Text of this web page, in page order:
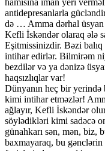
hamısına iman yeri
antidepresanlarla
də … Amma dərhal üsyan
Kefli İskəndər olaraq ələ
Eşitmissinizdir. Bəzi
intihar edirlər. Bilmirəm
bezdilər və ya dənizə
haqsızlıqlar var!
Dünyanın heç bir yerində
kimi intihar etməzlər!
ağlayır, Kefli İskəndər
söylədikləri kimi sadəcə
günahkarı sən, mən, biz,
baxmayaraq, bu gənclərin